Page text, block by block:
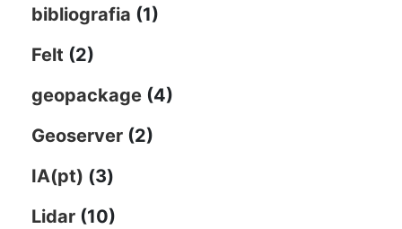
bibliografia (1)
Felt (2)
geopackage (4)
Geoserver (2)
IA(pt) (3)
Lidar (10)